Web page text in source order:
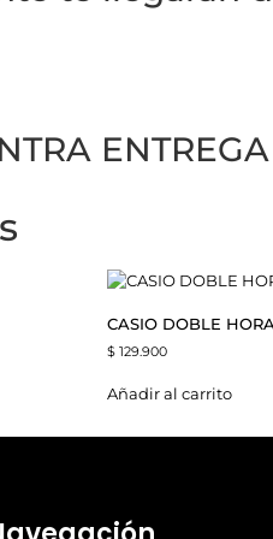
ENTREGA
CASIO DOBLE
$129.900
Añadir al carrito